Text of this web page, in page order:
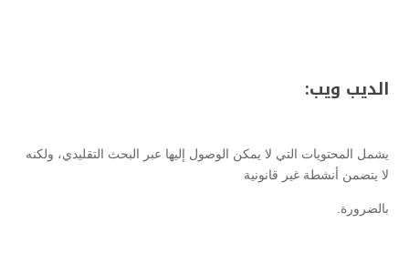
الديب ويب:
يشمل المحتويات التي لا يمكن الوصول إليها عبر البحث التقليدي، ولكنه
لا يتضمن أنشطة غير قانونية
بالضرورة.